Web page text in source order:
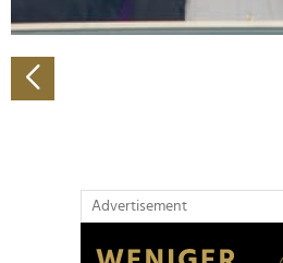
Partner führen diese
haben oder die sie im Rahmen
gesammelt haben.
Advertisement